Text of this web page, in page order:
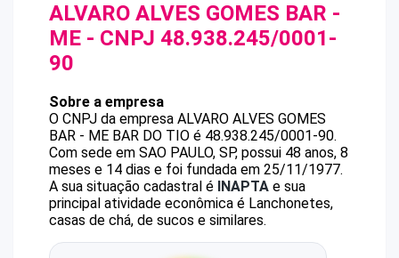
ALVARO ALVES GOMES BAR -
ME - CNPJ 48.938.245/0001-
90
Sobre a empresa
O CNPJ da empresa ALVARO ALVES GOMES
BAR - ME BAR DO TIO é 48.938.245/0001-90.
Com sede em SAO PAULO, SP, possui 48 anos, 8
meses e 14 dias e foi fundada em 25/11/1977.
A sua situação cadastral é INAPTA e sua
principal atividade econômica é Lanchonetes,
casas de chá, de sucos e similares.